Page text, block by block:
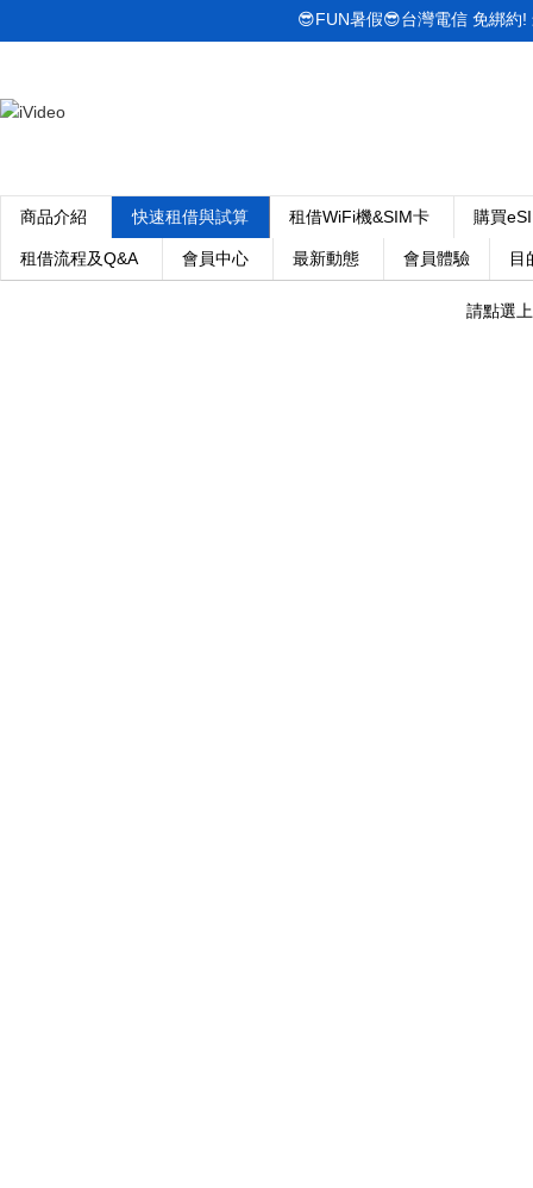
商品介紹 快速租借與試算 租借WiFi機&SIM卡 購買
租借流程及Q&A 會員中心 最新動態 會員體驗 目
😎FUN暑假😎台灣電信 免綁約
請點選